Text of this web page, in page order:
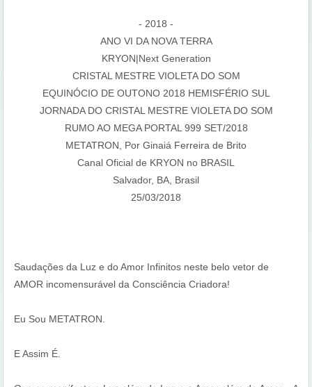
- 2018 -
ANO VI DA NOVA TERRA
KRYON|Next Generation
CRISTAL MESTRE VIOLETA DO SOM
EQUINÓCIO DE OUTONO 2018 HEMISFÉRIO SUL
JORNADA DO CRISTAL MESTRE VIOLETA DO SOM
RUMO AO MEGA PORTAL 999 SET/2018
METATRON, Por Ginaiá Ferreira de Brito
Canal Oficial de KRYON no BRASIL
Salvador, BA, Brasil
25/03/2018
Saudações da Luz e do Amor Infinitos neste belo vetor de
AMOR incomensurável da Consciência Criadora!
Eu Sou METATRON.
E Assim É.